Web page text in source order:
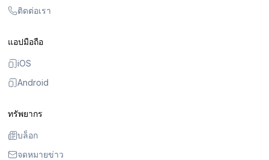
ติดต่อเรา
แอปมือถือ
iOS
Android
ทรัพยากร
บล็อก
จดหมายข่าว